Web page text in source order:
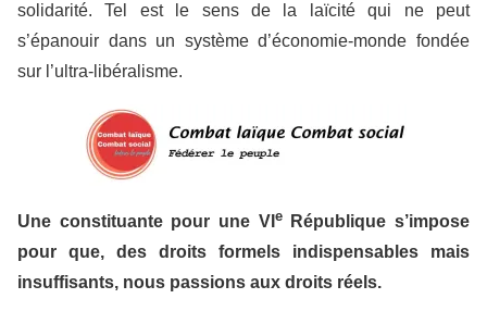
solidarité. Tel est le sens de la laïcité qui ne peut
s’épanouir dans un système d’économie-monde fondée
sur l’ultra-libéralisme.
Une constituante pour une VI eRépublique s’impose
pour que, des droits formels indispensables mais
insuffisants, nous passions aux droits réels.